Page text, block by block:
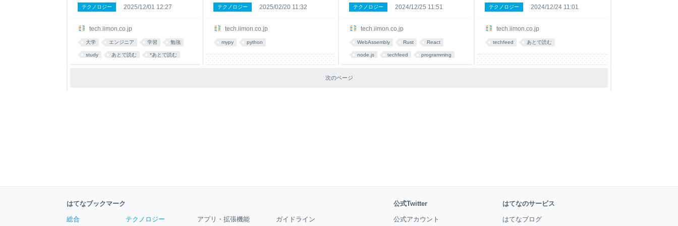
tech.iimon.co.jp
テクノロジー 2025/12/01 12:27
大学 エンジニア 学習 勉強
study あとで読む *あとで読む
tech.iimon.co.jp
テクノロジー 2025/02/20 11:32
mypy python
tech.iimon.co.jp
テクノロジー 2024/12/25 11:51
WebAssembly Rust React
node.js techfeed programming
tech.iimon.co.jp
テクノロジー 2024/12/24 11:01
techfeed あとで読む
次のページ
はてなブックマーク
総合 テクノロジー アプリ・拡張機能 ガイドライン
公式Twitter
公式アカウント
はてなのサービス
はてなブログ